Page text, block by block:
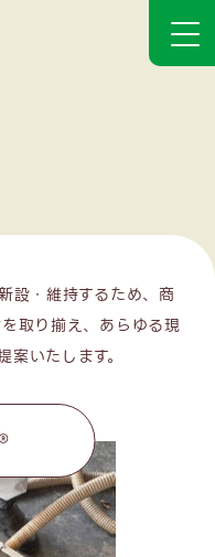
設・維持するため、商
取り揃え、あらゆる現
いたします。